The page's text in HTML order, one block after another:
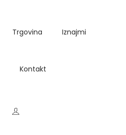
Trgovina Iznajmi
Kontakt